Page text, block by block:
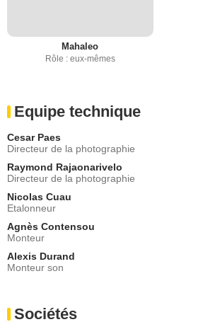
Mahaleo
Rôle : eux-mêmes
Equipe technique
Cesar Paes
Directeur de la photographie
Raymond Rajaonarivelo
Directeur de la photographie
Nicolas Cuau
Etalonneur
Agnès Contensou
Monteur
Alexis Durand
Monteur son
Sociétés